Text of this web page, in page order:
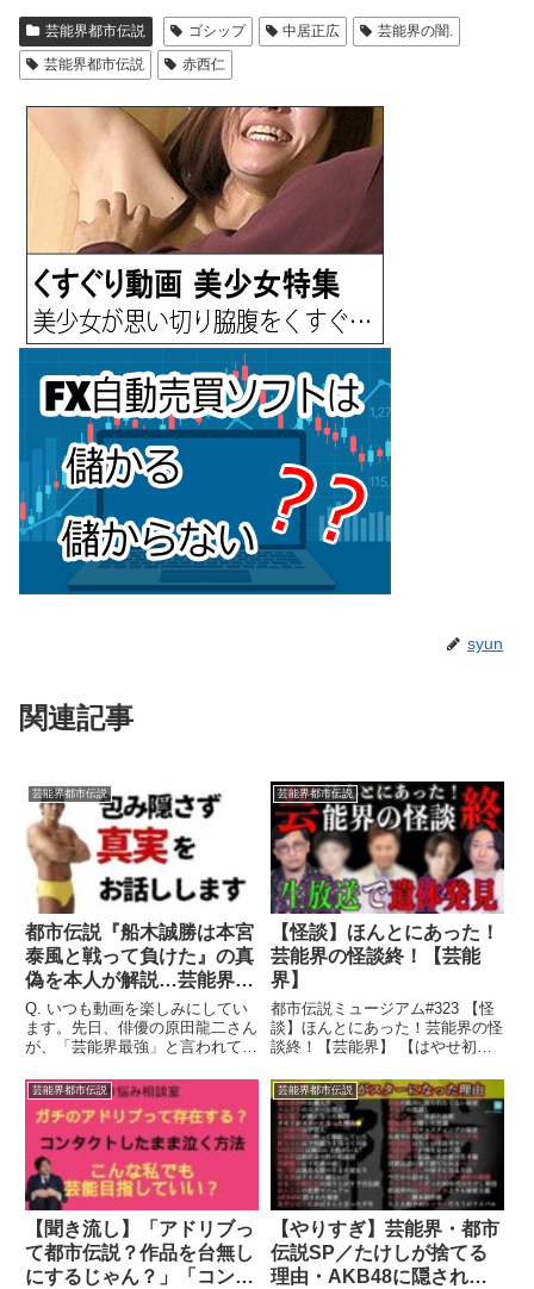
芸能界都市伝説 ゴシップ 中居正広
芸能界の闇.
芸能界都市伝説
赤西仁
syun
関連記事
芸能界都市伝説
都市伝説『船木誠勝は本宮
泰風と戦って負けた』の真
偽を本人が解説…芸能界喧
嘩最強は誰なのか論争、遂
に終止符！
Q. いつも動画を楽しみにしてい
ます。先日、俳優の原田龍二さん
が、「芸能界最強」と言われてい
ート
芸能界都市伝説
【怪談】ほんとにあった！
芸能界の怪談終！【芸能
界】
都市伝説ミュージアム#323 【怪
談】ほんとにあった！芸能界の怪
談終！【芸能界】 【はやせ初単
芸能界都市伝説
【聞き流し】「アドリブっ
て都市伝説？作品を台無し
にするじゃん？」「コンタ
芸能界都市伝説
【やりすぎ】芸能界・都市
伝説SP／たけしが捨てる
理由・AKB48に隠された